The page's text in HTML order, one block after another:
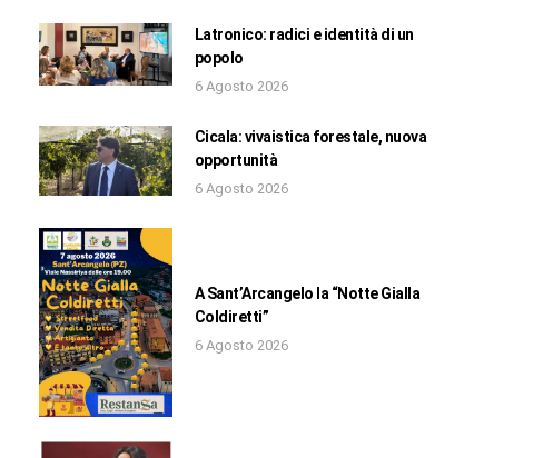
Latronico: radici e identità di un
popolo
6 Agosto 2026
Cicala: vivaistica forestale, nuova
opportunità
6 Agosto 2026
A Sant’Arcangelo la “Notte Gialla
Coldiretti”
6 Agosto 2026